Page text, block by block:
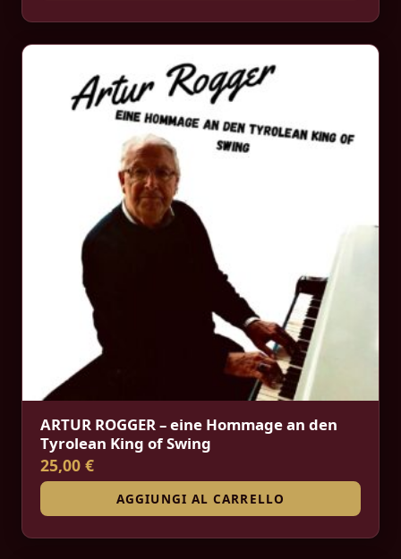
ARTUR ROGGER – eine Hommage an den
Tyrolean King of Swing
25,00 €
AGGIUNGI AL CARRELLO